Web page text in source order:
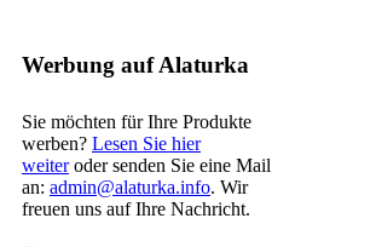
Werbung auf Alaturka
Sie möchten für Ihre Produkte
werben? Lesen Sie hier
weiteroder senden Sie eine Mail
an: admin@alaturka.info. Wir
freuen uns auf Ihre Nachricht.